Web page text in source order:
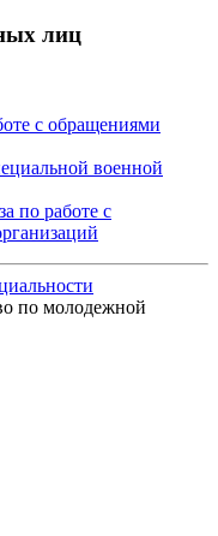
лиц
с обращениями
военной
по работе с
по молодежной